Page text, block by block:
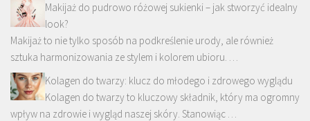
Makijaż do pudrowo różowej sukienki – jak stworzyć idealny
look?
Makijaż to nie tylko sposób na podkreślenie urody, ale również
sztuka harmonizowania ze stylem i kolorem ubioru. …
Kolagen do twarzy: klucz do młodego i zdrowego wyglądu
Kolagen do twarzy to kluczowy składnik, który ma ogromny
wpływ na zdrowie i wygląd naszej skóry. Stanowiąc …